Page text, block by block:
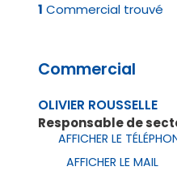
1 Commercial trouvé
Commercial
OLIVIER ROUSSELLE
Responsable de
AFFICHER LE
AFFICHER LE MAIL